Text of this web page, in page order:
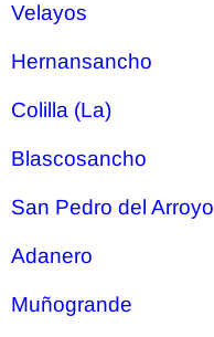
Velayos
Hernansancho
Colilla (La)
Blascosancho
San Pedro del Arroyo
Adanero
Muñogrande